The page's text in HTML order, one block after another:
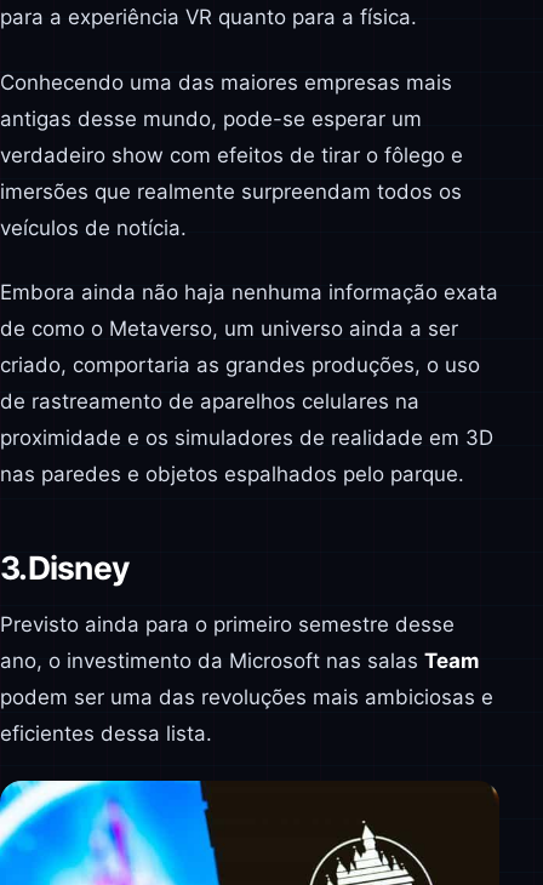
para a experiência VR quanto para a física.
Conhecendo uma das maiores empresas mais
antigas desse mundo, pode-se esperar um
verdadeiro show com efeitos de tirar o fôlego e
imersões que realmente surpreendam todos os
veículos de notícia.
Embora ainda não haja nenhuma informação exata
de como o Metaverso, um universo ainda a ser
criado, comportaria as grandes produções, o uso
de rastreamento de aparelhos celulares na
proximidade e os simuladores de realidade em 3D
nas paredes e objetos espalhados pelo parque.
3.Disney
Previsto ainda para o primeiro semestre desse
ano, o investimento da Microsoft nas salas Team
podem ser uma das revoluções mais ambiciosas e
eficientes dessa lista.